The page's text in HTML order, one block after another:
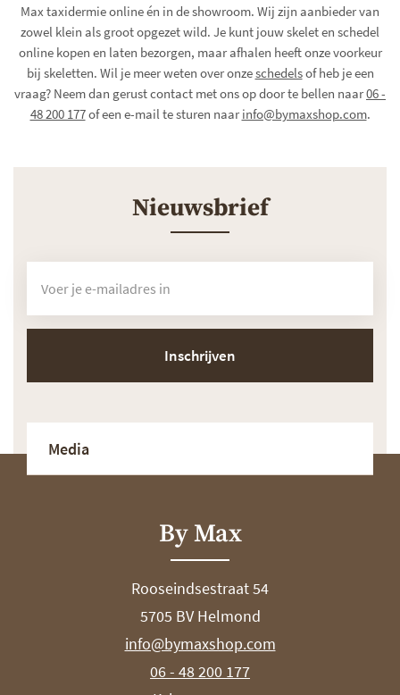
Max taxidermie online én in de showroom. Wij zijn aanbieder van
zowel klein als groot opgezet wild. Je kunt jouw skelet en schedel
online kopen en laten bezorgen, maar afhalen heeft onze voorkeur
bij skeletten. Wil je meer weten over onzeschedelsof heb je een
vraag? Neem dan gerust contact met ons op door te bellen naar06 -
48 200 177of een e-mail te sturen naar info@bymaxshop.com.
Nieuwsbrief
Inschrijven
Media
By Max
Rooseindsestraat 54
5705 BV Helmond
info@bymaxshop.com
06 - 48 200 177